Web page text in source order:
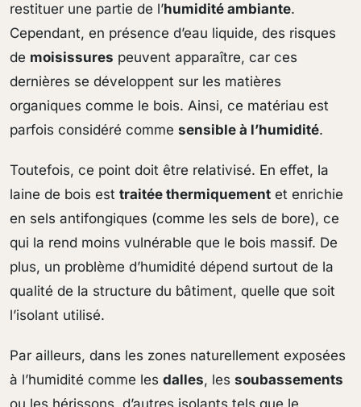
restituer une partie de l’humidité ambiante.
Cependant, en présence d’eau liquide, des risques
de moisissures peuvent apparaître, car ces
dernières se développent sur les matières
organiques comme le bois. Ainsi, ce matériau est
parfois considéré comme sensible à l’humidité.
Toutefois, ce point doit être relativisé. En effet, la
laine de bois est traitée thermiquement et enrichie
en sels antifongiques (comme les sels de bore), ce
qui la rend moins vulnérable que le bois massif. De
plus, un problème d’humidité dépend surtout de la
qualité de la structure du bâtiment, quelle que soit
l’isolant utilisé.
Par ailleurs, dans les zones naturellement exposées
à l’humidité comme les dalles, les soubassements